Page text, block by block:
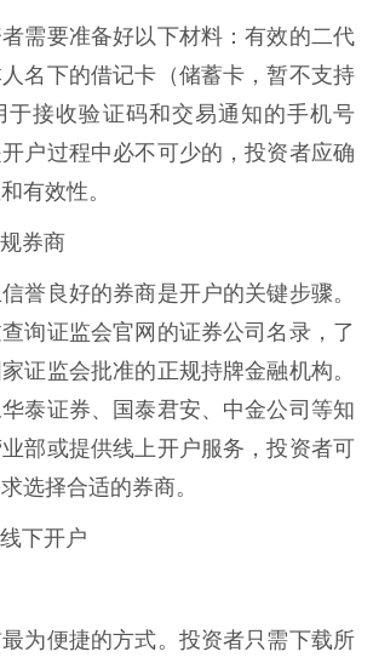
需要准备好以下材料：有效的二代
名下的借记卡（储蓄卡，暂不支持
于接收验证码和交易通知的手机号
户过程中必不可少的，投资者应确
有效性。
券商
誉良好的券商是开户的关键步骤。
询证监会官网的证券公司名录，了
证监会批准的正规持牌金融机构。
泰证券、国泰君安、中金公司等知
部或提供线上开户服务，投资者可
选择合适的券商。
下开户
为便捷的方式。投资者只需下载所